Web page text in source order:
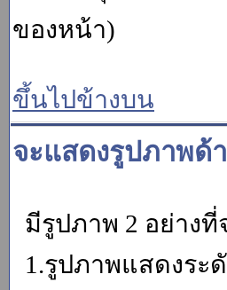
ของหน้า)
ขึ้นไปข้างบน
จะแสดงรูปภาพด้า
มีรูปภาพ 2 อย่างที่
1.รูปภาพแสดงระ